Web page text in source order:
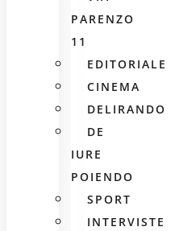
PARENZO
11
EDITORIALE
CINEMA
DELIRANDO
DE
IURE
POIENDO
SPORT
INTERVISTE